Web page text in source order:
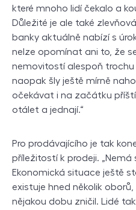
které mnoho lidí čekalo a
Důležité je ale také
banky aktuálně nabízí s
nelze opomínat ani to, že
nemovitostí alespoň trochu
naopak šly ještě mírně
očekávat i na začátku
otálet a jednají.“
Pro prodávajícího je tak
příležitostí k prodeji.
Ekonomická situace ještě
existuje hned několik
nějakou dobu zničil. Lidé